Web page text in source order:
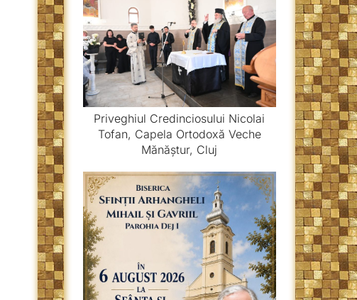
Priveghiul Credinciosului Nicolai
Tofan, Capela Ortodoxă Veche
Mănăștur, Cluj